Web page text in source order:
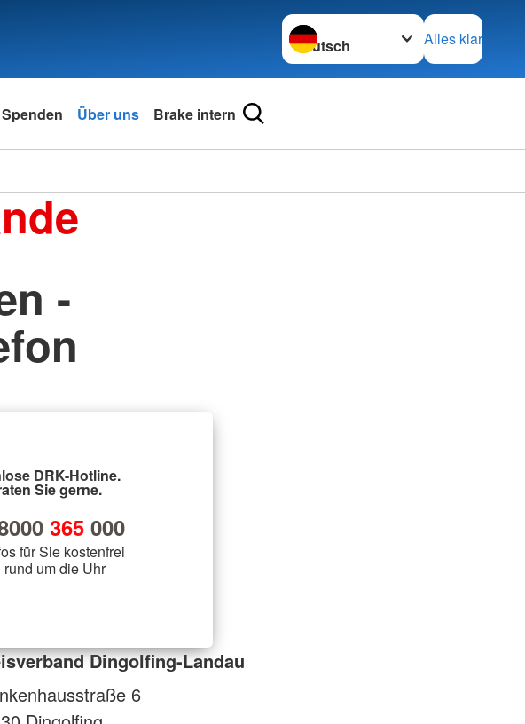
Sprache wechseln zu
Alles klar
Spenden Über uns Brake intern
-
DRK-Hotline.
Sie gerne.
365000
für Sie kostenfrei
rund um die Uhr
Dingolfing-Landau
6